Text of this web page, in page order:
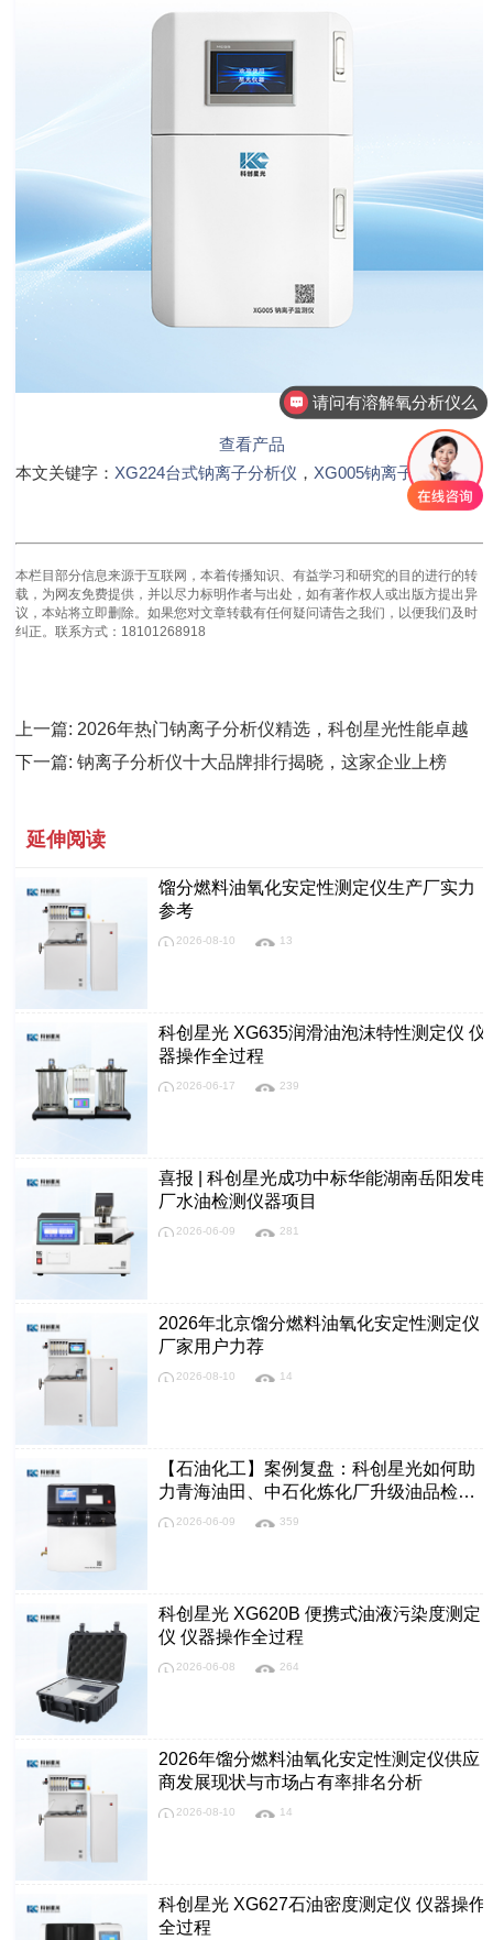
查看产品
本文关键字： XG224台式钠离子分析仪 ， XG005钠离子监测仪
本栏目部分信息来源于互联网，本着传播知识、有益学习和研究的目的进行的转
载，为网友免费提供，并以尽力标明作者与出处，如有著作权人或出版方提出异
议，本站将立即删除。如果您对文章转载有任何疑问请告之我们，以便我们及时
纠正。联系方式：18101268918
上一篇: 2026年热门钠离子分析仪精选，科创星光性能卓越
下一篇: 钠离子分析仪十大品牌排行揭晓，这家企业上榜
延伸阅读
馏分燃料油氧化安定性测定仪生产厂实力
参考
2026-08-10 13
科创星光 XG635润滑油泡沫特性测定仪 仪
器操作全过程
2026-06-17 239
喜报 | 科创星光成功中标华能湖南岳阳发电
厂水油检测仪器项目
2026-06-09 281
2026年北京馏分燃料油氧化安定性测定仪
厂家用户力荐
2026-08-10 14
【石油化工】案例复盘：科创星光如何助
力青海油田、中石化炼化厂升级油品检测
体系，检测时长缩短约25%、设备故障率
2026-06-09 359
科创星光 XG620B 便携式油液污染度测定
仪 仪器操作全过程
2026-06-08 264
2026年馏分燃料油氧化安定性测定仪供应
商发展现状与市场占有率排名分析
2026-08-10 14
科创星光 XG627石油密度测定仪 仪器操作
全过程
请问有溶解氧分析仪么